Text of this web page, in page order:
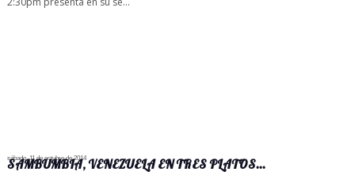
sábado, 11 de octubre de 2014
SAMBUMBIA, VENEZUELA EN TRES PLATOS...